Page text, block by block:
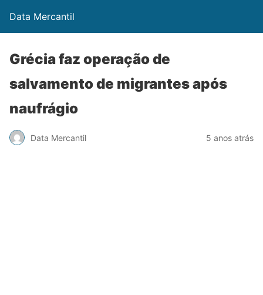
Data Mercantil
Grécia faz operação de
salvamento de migrantes após
naufrágio
Data Mercantil 5 anos atrás